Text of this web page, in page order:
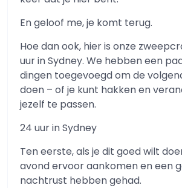
En geloof me, je komt terug.
Hoe dan ook, hier is onze
uur in Sydney. We hebben een
dingen toegevoegd om de
doen – of je kunt hakken en
jezelf te passen.
24 uur in Sydney
Ten eerste, als je dit goed wilt
avond ervoor aankomen en een
nachtrust hebben gehad.